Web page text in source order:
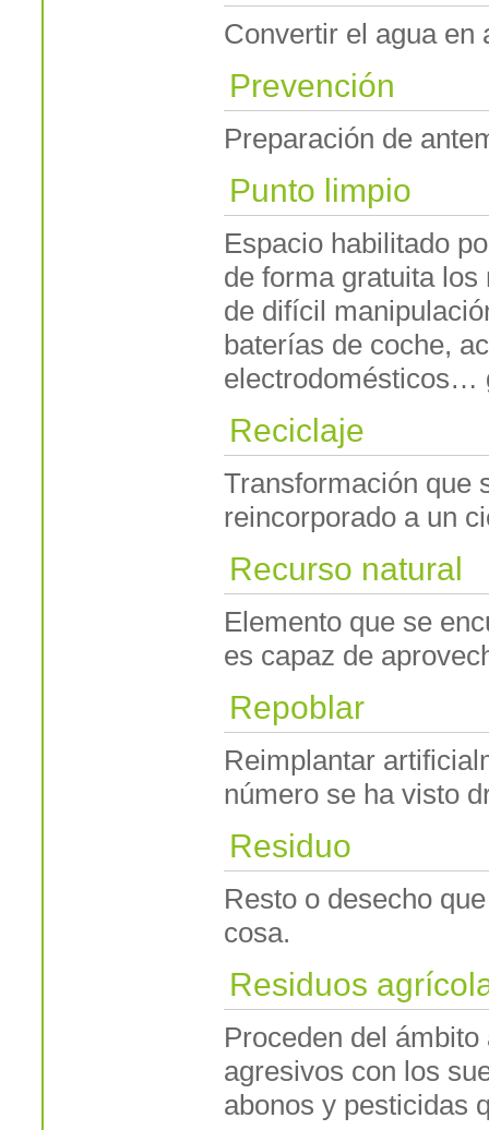
Convertir el agua en
Prevención
Preparación de
Punto limpio
Espacio habilitado
de forma gratuita
de difícil
baterías de coche,
electrodomésticos…
Reciclaje
Transformación que
reincorporado a un
Recurso natural
Elemento que se
es capaz de
Repoblar
Reimplantar
número se ha visto
Residuo
Resto o desecho
cosa.
Residuos
Proceden del
agresivos con los
abonos y pesticidas